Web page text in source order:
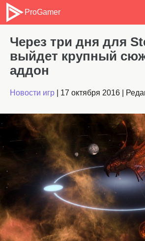
ProGamer
Через три дня для
выйдет крупный
аддон
Новости игр 17 октября 2016